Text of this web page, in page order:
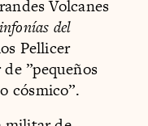
Volcanes
del
Pellicer
”pequeños
cósmico”.